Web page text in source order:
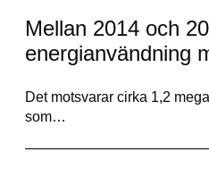
Mellan 2014 och
energianvändning
Det motsvarar cirka 1,2
som…